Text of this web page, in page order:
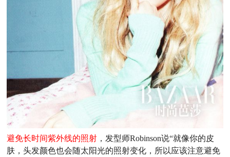
避免长时间紫外线的照射 ，发型师Robinson说“就像你的皮
肤，头发颜色也会随太阳光的照射变化，所以应该注意避免